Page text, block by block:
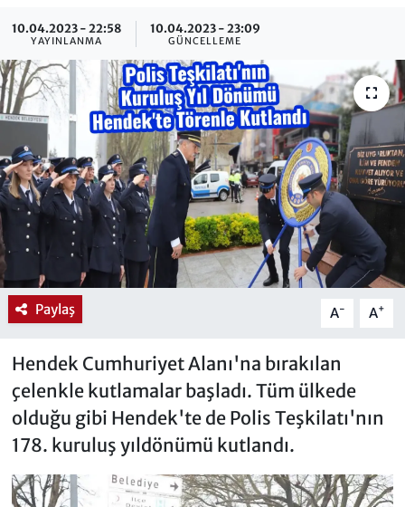
10.04.2023 - 22:58
YAYINLANMA
10.04.2023 - 23:09
GÜNCELLEME
Paylaş A- A+
Hendek Cumhuriyet Alanı'na bırakılan
çelenkle kutlamalar başladı. Tüm ülkede
olduğu gibi Hendek'te de Polis Teşkilatı'nın
178. kuruluş yıldönümü kutlandı.